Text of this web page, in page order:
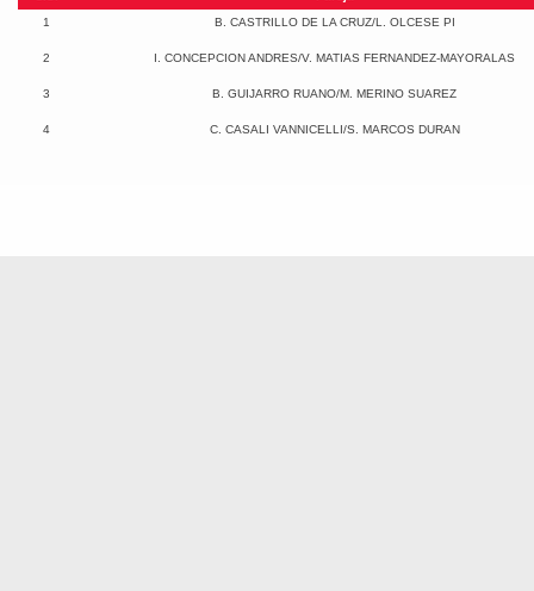
1
B. CASTRILLO DE LA CRUZ/L. OLCESE PI
2 I. CONCEPCION ANDRES/V. MATIAS FERNANDEZ-MAYORALAS
3 B. GUIJARRO RUANO/M. MERINO SUAREZ
4 C. CASALI VANNICELLI/S. MARCOS DURAN